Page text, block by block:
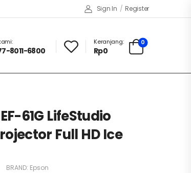
Sign In / Register
8011-6800
Keranjang:
Rp0
0
61G LifeStudio
Full HD Ice
BRAND: Epson